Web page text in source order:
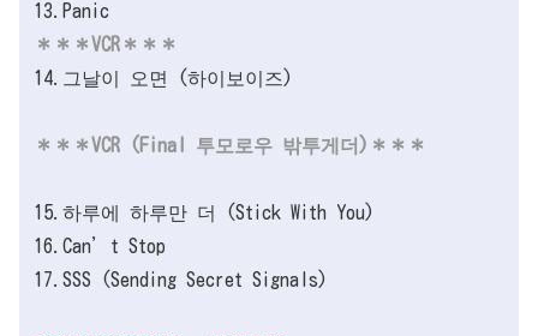
13.Panic
＊＊＊VCR＊＊＊
14.그날이 오면 (하이보이즈)
＊＊＊VCR (Final 투모로우 밖투게더)＊＊＊
15.하루에 하루만 더 (Stick With You)
16.Can’t Stop
17.SSS (Sending Secret Signals)